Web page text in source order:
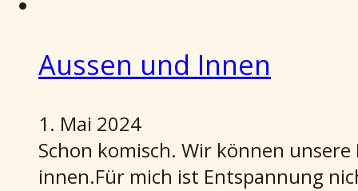
Aussen und Innen
1. Mai 2024
Schon komisch. Wir können
innen.Für mich ist Entspannung